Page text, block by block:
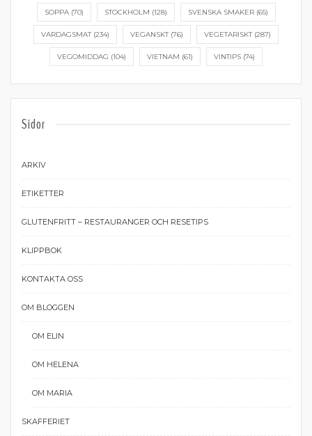
SOPPA(70) STOCKHOLM (128) SVENSKA SMAKER(65)
VARDAGSMAT(234) VEGANSKT(76) VEGETARISKT(287)
VEGOMIDDAG (104) VIETNAM (61) VINTIPS (74)
Sidor
ARKIV
ETIKETTER
GLUTENFRITT – RESTAURANGER OCH RESETIPS
KLIPPBOK
KONTAKTA OSS
OM BLOGGEN
OM ELIN
OM HELENA
OM MARIA
SKAFFERIET